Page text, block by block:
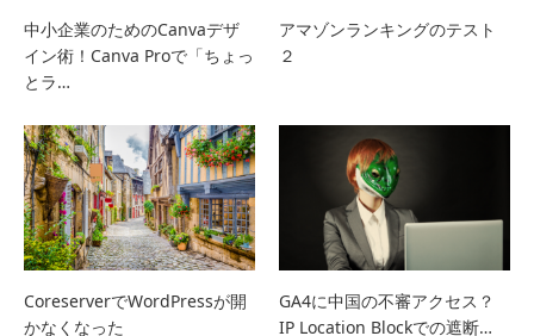
中小企業のためのCanvaデザ
イン術！Canva Proで「ちょっ
とラ…
アマゾンランキングのテスト
２
CoreserverでWordPressが開
かなくなった
GA4に中国の不審アクセス？
IP Location Blockでの遮断…